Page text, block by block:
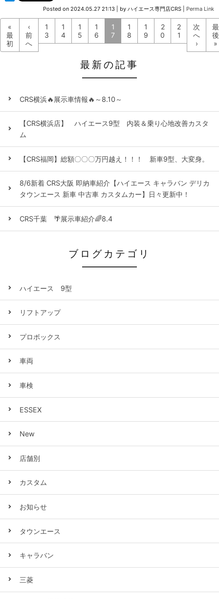
Posted on 2024.05.27 21:13 by ハイエース専門店CRS Perma Link
«
最
初
‹
前
へ
1
3
1
4
1
5
1
6
1
7
1
8
1
9
2
0
2
1
次
へ
›
最
後
»
最新の記事
CRS横浜🔥展示車情報🔥～8.10～
【CRS横浜店】 ハイエース9型 内装＆乗り心地改善カスタ
ム
【CRS福岡】総額〇〇〇万円越え！！！ 新車9型、大変身。
8/6新着 CRS大阪 即納車紹介【ハイエース キャラバン デリカ
タウンエース 新車 中古車 カスタムカー】日々更新中！
CRS千葉 🌴展示車紹介🌈8.4
ブログカテゴリ
ハイエース 9型
リフトアップ
プロボックス
車両
車検
ESSEX
New
店舗別
カスタム
お知らせ
タウンエース
キャラバン
三菱